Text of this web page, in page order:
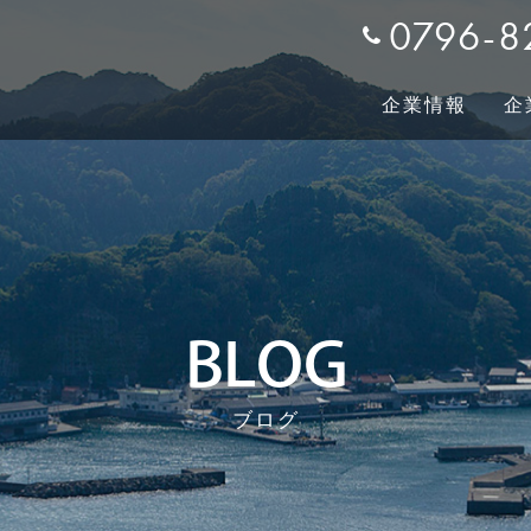
0796-
企業情報
会社概要/沿革 私たちの役割
企
リクルート
建築事業
建築事業
BLOG
ブログ